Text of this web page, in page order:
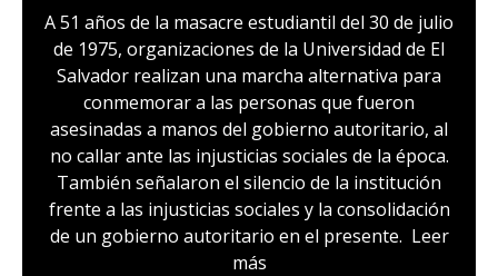
A 51 años de la masacre estudiantil del 30 de julio
de 1975, organizaciones de la Universidad de El
Salvador realizan una marcha alternativa para
conmemorar a las personas que fueron
asesinadas a manos del gobierno autoritario, al
no callar ante las injusticias sociales de la época.
También señalaron el silencio de la institución
frente a las injusticias sociales y la consolidación
de un gobierno autoritario en el presente. Leer
más